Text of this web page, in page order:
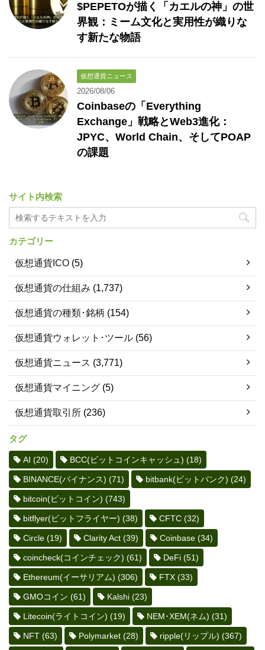
$PEPETOが描く「カエルの神」の世
界観：ミーム文化と実用性が織りな
す新たな物語
仮想通貨ニュース
2026/08/06
Coinbaseの「Everything
Exchange」戦略とWeb3進化：
JPYC、World Chain、そしてPOAP
の課題
サイト内検索
カテゴリー
仮想通貨ICO (5)
仮想通貨の仕組み (1,737)
仮想通貨の種類･銘柄 (154)
仮想通貨ウォレット･ツール (56)
仮想通貨ニュース (3,771)
仮想通貨マイニング (5)
仮想通貨取引所 (236)
タグ
AI (20) BCC(ビットコインキャッシュ) (18)
BINANCE(バイナンス) (71) bitbank(ビットバンク) (24)
bitcoin(ビットコイン) (743)
bitflyer(ビットフライヤー) (38) CFTC (32)
Circle (19) Clarity Act (39) Coinbase (34)
coincheck(コインチェック) (61) DeFi (51)
Ethereum(イーサリアム) (306) FTX (33)
GMOコイン (61) Kalshi (23)
Litecoin(ライトコイン) (19) NEM･XEM(ネム) (31)
NFT (63) Polymarket (28) ripple(リップル) (367)